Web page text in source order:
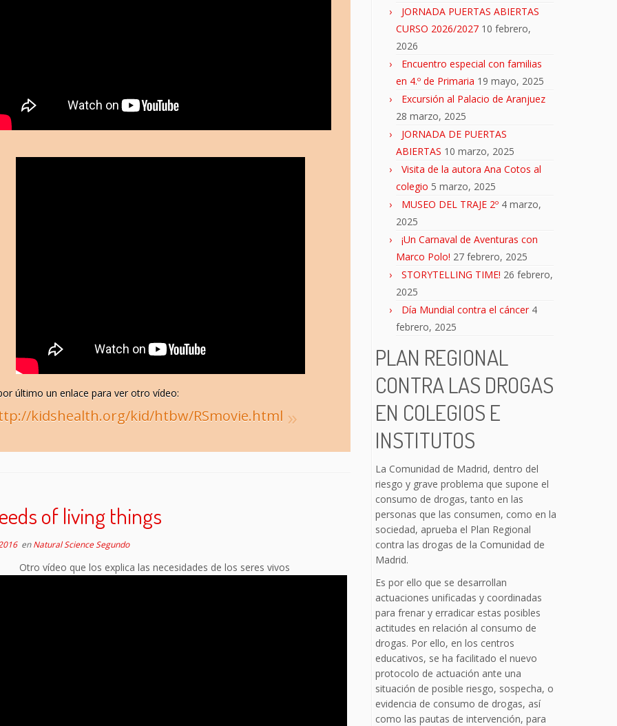
último un enlace para ver otro vídeo:
kidshealth.org/kid/htbw/RSmovie.html
of living things
enNatural Science Segundo
Otro vídeo que los explica las necesidades de los seres vivos
JORNADA PUERTAS ABIERTAS
CURSO 2026/2027 10 febrero,
2026
Encuentro especial con familias
en 4.º de Primaria 19 mayo, 2025
Excursión al Palacio de Aranjuez
28 marzo, 2025
JORNADA DE PUERTAS
ABIERTAS 10 marzo, 2025
Visita de la autora Ana Cotos al
colegio 5 marzo, 2025
MUSEO DEL TRAJE 2º 4 marzo,
2025
¡Un Carnaval de Aventuras con
Marco Polo! 27 febrero, 2025
STORYTELLING TIME! 26 febrero,
2025
Día Mundial contra el cáncer 4
febrero, 2025
PLAN REGIONAL
CONTRA LAS DROGAS
EN COLEGIOS E
INSTITUTOS
La Comunidad de Madrid, dentro del
riesgo y grave problema que supone el
consumo de drogas, tanto en las
personas que las consumen, como en la
sociedad, aprueba el Plan Regional
contra las drogas de la Comunidad de
Madrid.
Es por ello que se desarrollan
actuaciones unificadas y coordinadas
para frenar y erradicar estas posibles
actitudes en relación al consumo de
drogas. Por ello, en los centros
educativos, se ha facilitado el nuevo
protocolo de actuación ante una
situación de posible riesgo, sospecha, o
evidencia de consumo de drogas, así
como las pautas de intervención, para